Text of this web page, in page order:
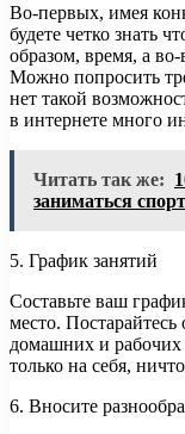
Во-первых, имея
будете четко знать
образом, время, а
Можно попросить
нет такой
в интернете много
Читать так же:
заниматься
5. График занятий
Составьте ваш
место. Постарайтесь
домашних и рабочих
только на себя,
6. Вносите